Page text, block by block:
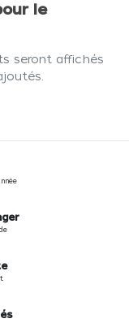
le
seront affichés